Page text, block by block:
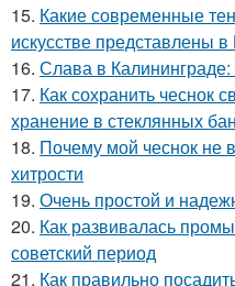
15. Какие современные
искусстве представлены
16. Слава в Калининграде:
17. Как сохранить чеснок
хранение в стеклянных
18. Почему мой чеснок не
хитрости
19. Очень простой и
20. Как развивалась
советский период
21. Как правильно